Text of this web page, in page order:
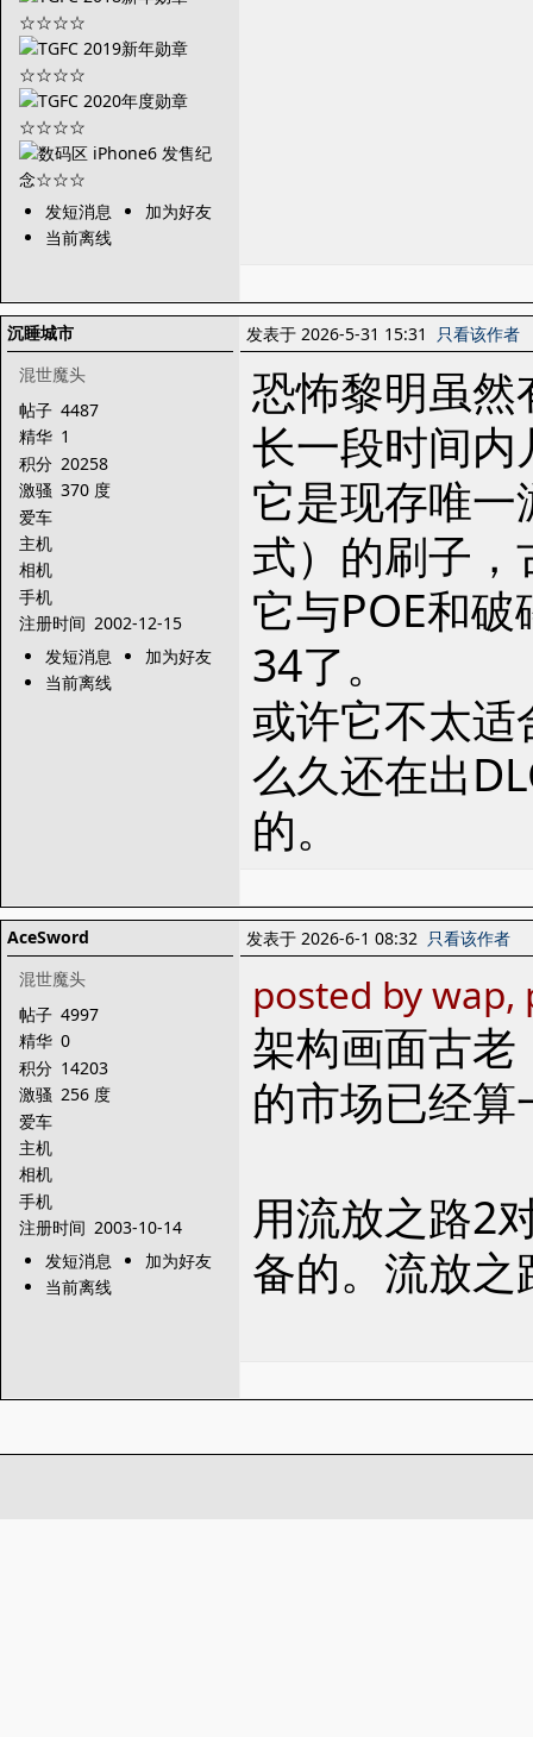
发短消息
加为好友
当前离线
沉睡城市
混世魔头
帖子 4487
精华 1
积分 20258
激骚 370 度
爱车
主机
相机
手机
注册时间 2002-12-15
发短消息
加为好友
当前离线
发表于 2026-5-31 15:31 只看该作者
恐怖黎明虽
长一段时间
它是现存唯
式）的刷子
它与POE和
34了。
或许它不太
么久还在出
的。
AceSword
混世魔头
帖子 4997
精华 0
积分 14203
激骚 256 度
爱车
主机
相机
手机
注册时间 2003-10-14
发短消息
加为好友
当前离线
发表于 2026-6-1 08:32 只看该作者
posted by
架构画面古
的市场已经
用流放之路2
备的。流放